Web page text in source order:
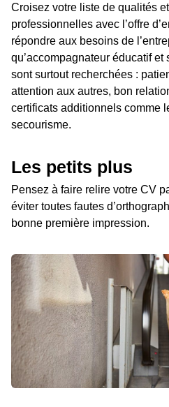
Croisez votre liste de qualités
professionnelles avec l’offre
répondre aux besoins de
qu’accompagnateur éducatif
sont surtout recherchées :
attention aux autres, bon
certificats additionnels comme
secourisme.
Les petits plus
Pensez à faire relire votre CV
éviter toutes fautes
bonne première impression.